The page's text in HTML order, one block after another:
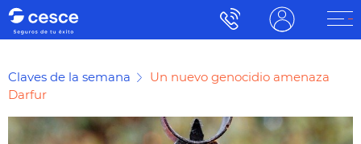
Claves de la semana
Un nuevo genocidio amenaza
Darfur